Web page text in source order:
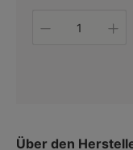
Produkt
Über den